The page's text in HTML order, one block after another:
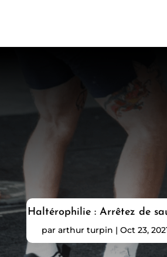
Haltérophilie : Arrêtez de
par arthur turpin | Oct 23,